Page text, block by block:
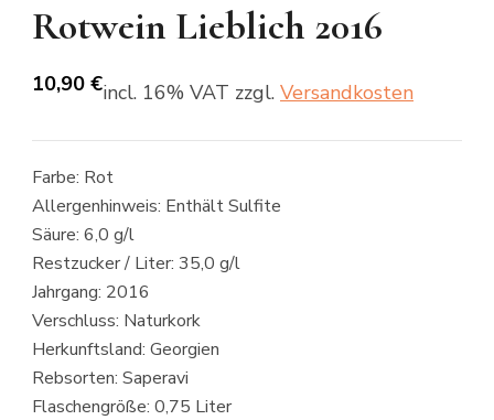
Rotwein Lieblich 2016
10,90 €incl. 16% VAT zzgl. Versandkosten
Farbe: Rot
Allergenhinweis: Enthält Sulfite
Säure: 6,0 g/l
Restzucker / Liter: 35,0 g/l
Jahrgang: 2016
Verschluss: Naturkork
Herkunftsland: Georgien
Rebsorten: Saperavi
Flaschengröße: 0,75 Liter